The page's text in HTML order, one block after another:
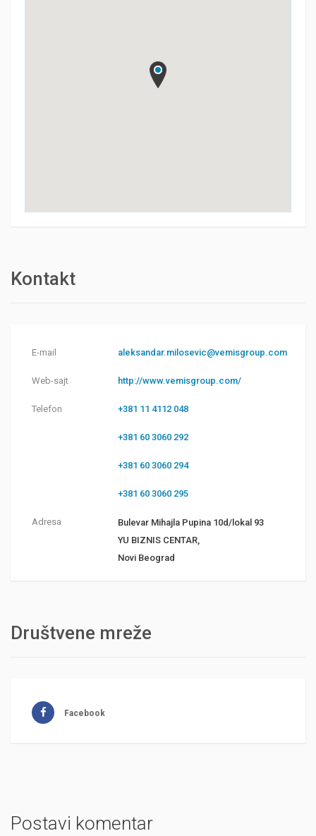
Kontakt
E-mail aleksandar.milosevic@vemisgroup.com
Web-sajt http://www.vemisgroup.com/
Telefon +381 11 4112 048
+381 60 3060 292
+381 60 3060 294
+381 60 3060 295
Adresa
Bulevar Mihajla Pupina 10d/lokal 93
YU BIZNIS CENTAR,
Novi Beograd
Društvene mreže
Facebook
Postavi komentar